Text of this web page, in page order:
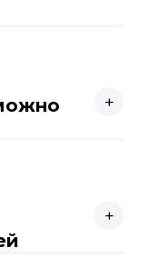
+
этого мы
изголовья, а
итоге Вы
четко под Ваш
+